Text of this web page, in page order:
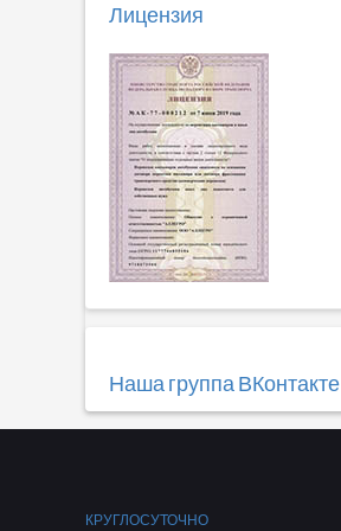
Лицензия
Наша группа ВКонтакте
КРУГЛОСУТОЧНО